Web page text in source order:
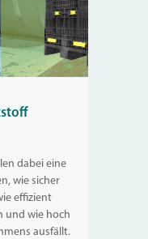
dabei eine
wie sicher
effizient
und wie hoch
ausfällt.